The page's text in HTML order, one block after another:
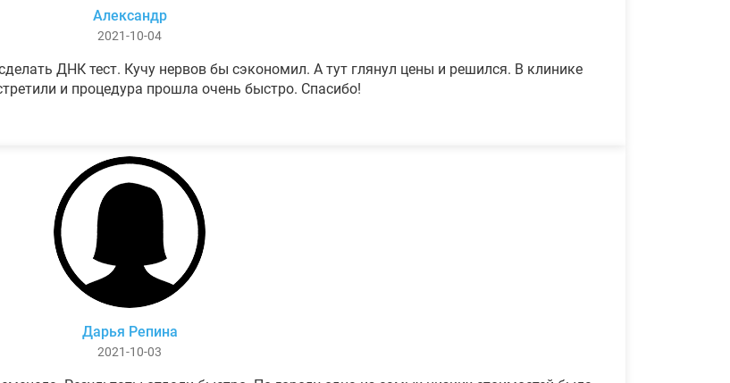
Александр
2021-10-04
ДНК тест. Кучу нервов бы сэкономил. А тут глянул цены и решился. В клинике
и процедура прошла очень быстро. Спасибо!
Дарья Репина
2021-10-03